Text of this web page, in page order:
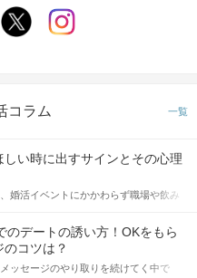
コラム 一覧
い時に出すサインとその心理
婚活イベントにかかわらず職場や飲み
左右されます。 これから恋人作りを本
方は、女性が異性を求めて出すサイン
い行動に移せるかどうかが重要。 この
て欲しい時に出すサインとその心理を
のデートの誘い方！OKをもら
コツは？
ッセージのやり取りを続けてく中で